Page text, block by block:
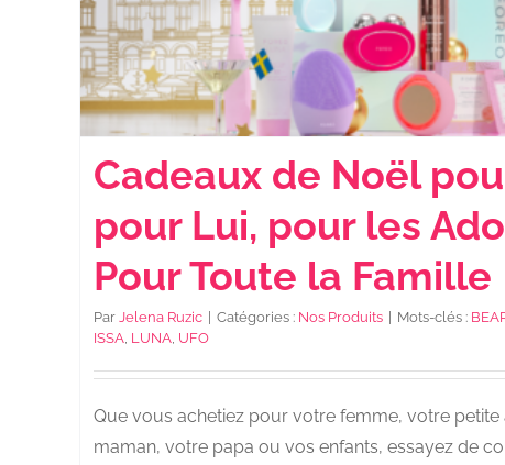
Cadeaux de Noël
pour Lui, pour les
Pour Toute la Famille
Par Jelena Ruzic Catégories : Nos Produits Mots-clés :
ISSA, LUNA, UFO
Que vous achetiez pour votre femme, votre
maman, votre papa ou vos enfants, essayez de